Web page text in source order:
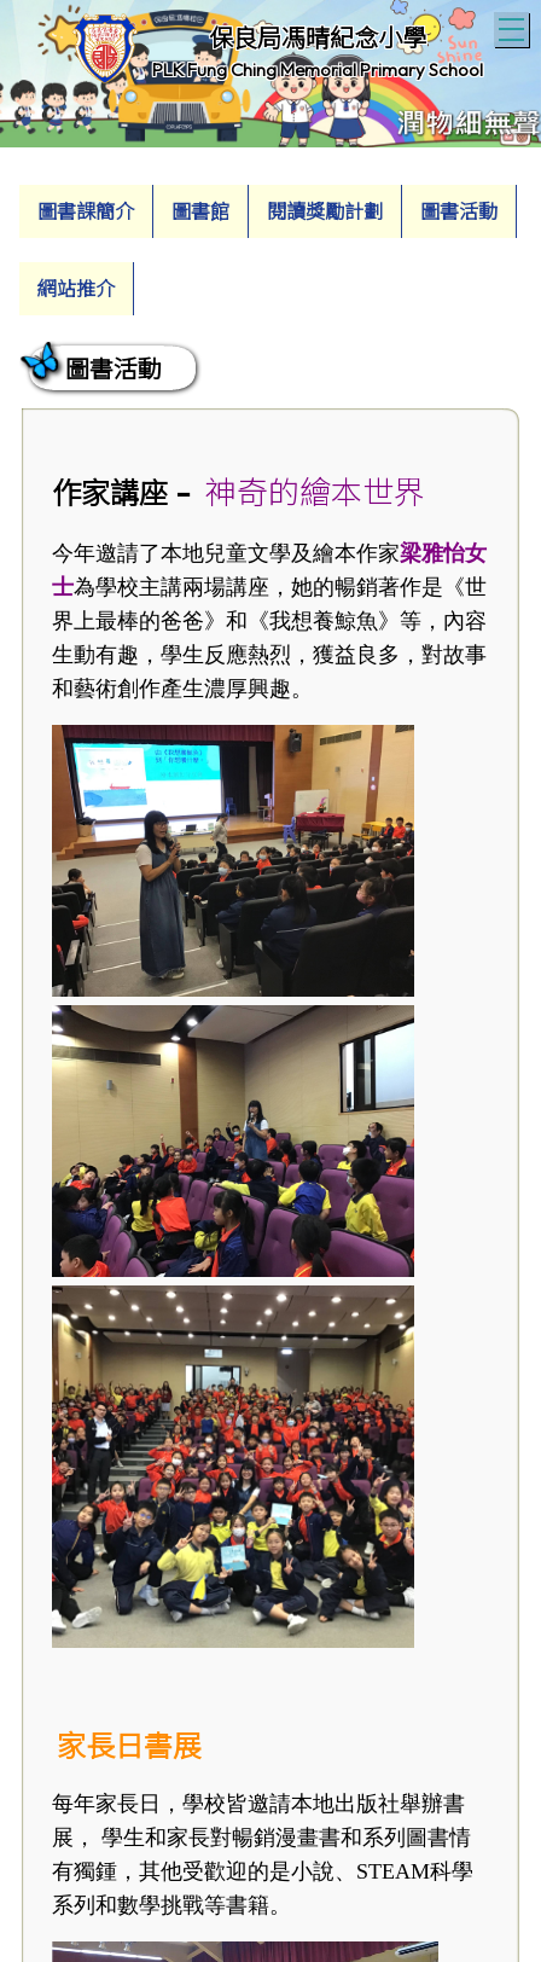
保良局馮晴紀念小學
PLK Fung Ching Memorial Primary School
圖書課簡介 圖書館 閱讀獎勵計劃 圖書活動
網站推介
圖書活動
作家講座 - 神奇的繪本世界
今年邀請了本地兒童文學及繪本作家梁雅怡女
士為學校主講兩場講座，她的暢銷著作是《世
界上最棒的爸爸》和《我想養鯨魚》等，內容
生動有趣，學生反應熱烈，獲益良多，對故事
和藝術創作產生濃厚興趣。
家長日書展
每年家長日，學校皆邀請本地出版社舉辦書
展， 學生和家長對暢銷漫畫書和系列圖書情
有獨鍾，其他受歡迎的是小說、STEAM科學
系列和數學挑戰等書籍。